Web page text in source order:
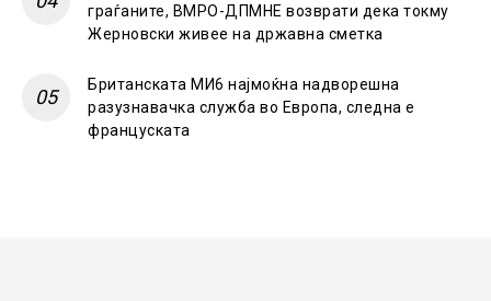
граѓаните, ВМРО-ДПМНЕ возврати дека токму
Жерновски живее на државна сметка
Британската МИ6 најмоќна надворешна
разузнавачка служба во Европа, следна е
француската